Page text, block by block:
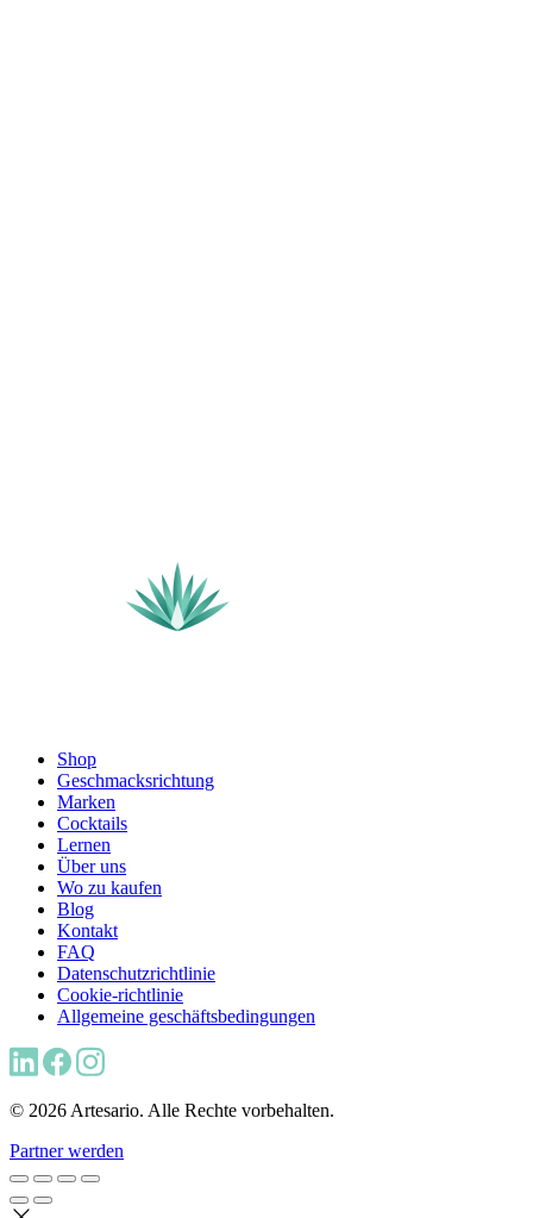
Shop
Geschmacksrichtung
Marken
Cocktails
Lernen
Über uns
Wo zu kaufen
Blog
Kontakt
FAQ
Datenschutzrichtlinie
Cookie-richtlinie
Allgemeine geschäftsbedingungen
© 2026 Artesario. Alle Rechte vorbehalten.
Partner werden